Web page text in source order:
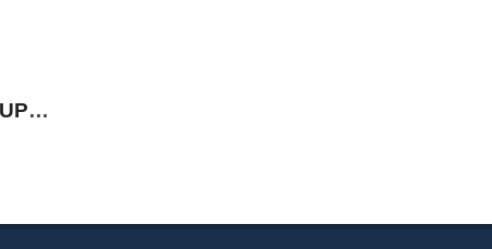
備品維修（電源供應器、UPS電池、PCB板、控制器、變頻器…等）